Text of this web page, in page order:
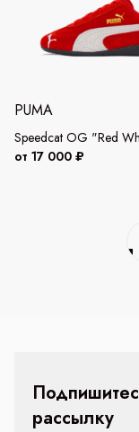
PUMA
Speedcat OG "Red
от 17 000 ₽
рассылку